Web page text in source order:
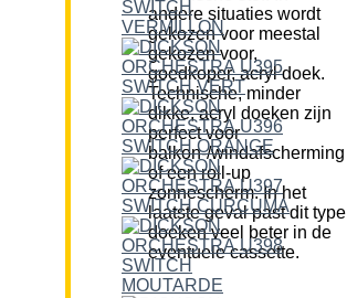
andere situaties wordt
gekozen voor meestal
gekozen voor,
goedkoper, acryl doek.
Technische, minder
dikke, acryl doeken zijn
perfect voor
balkon-/windafscherming
of een roll-up
zonnescherm. In het
laatste geval past dit type
doeken veel beter in de
eventuele cassette.